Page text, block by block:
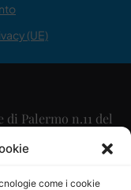
come i cookie
(UE)
Palermo n.11 del